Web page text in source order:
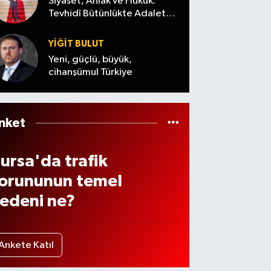
r
Tevhidî Bütünlükte Adalet
YİĞİT BULUT
Yeni, güçlü, büyük,
cihanşümul Türkiye
trafik
temel
ne?
Katıl